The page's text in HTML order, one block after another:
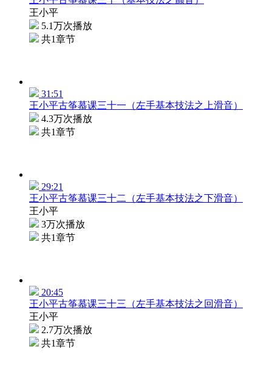
王小平
5.1万次播放
共1章节
31:51
王小平古筝慕课三十一（左手基本技法之上滑音）
4.3万次播放
共1章节
29:21
王小平古筝慕课三十二（左手基本技法之下滑音）
王小平
3万次播放
共1章节
20:45
王小平古筝慕课三十三（左手基本技法之回滑音）
王小平
2.7万次播放
共1章节